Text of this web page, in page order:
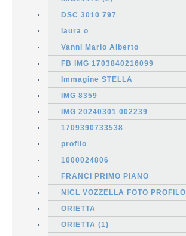
DSC 3010 797
laura o
Vanni Mario Alberto
FB IMG 1703840216099
Immagine STELLA
IMG 8359
IMG 20240301 002239
1709390733538
profilo
1000024806
FRANCI PRIMO PIANO
NICL VOZZELLA FOTO PROFILO
ORIETTA
ORIETTA (1)